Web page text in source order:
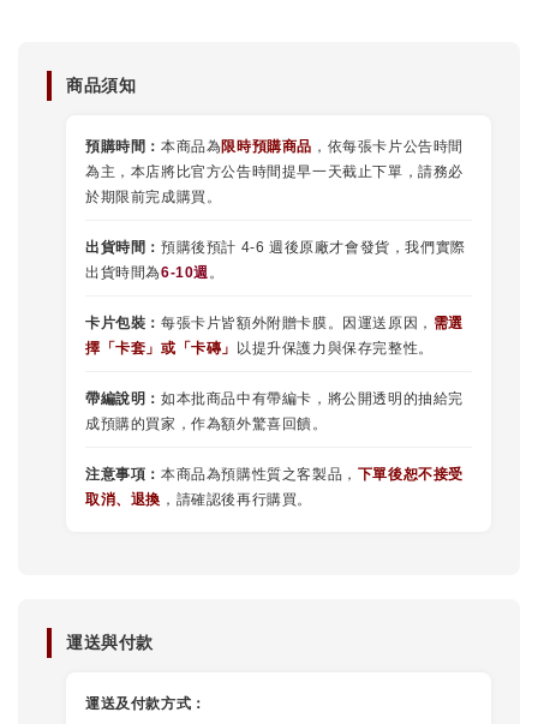
商品須知
預購時間： 本商品為限時預購商品 ，依每張卡片公告時間
為主，本店將比官方公告時間提早一天截止下單，請務必
於期限前完成購買。
出貨時間： 預購後預計 4-6 週後原廠才會發貨，我們實際
出貨時間為6-10週。
卡片包裝： 每張卡片皆額外附贈卡膜。因運送原因， 需選
擇 「卡套 」或 「卡磚」 以提升保護力與保存完整性。
帶編說明： 如本批商品中有帶編卡，將公開透明的抽給完
成預購的買家，作為額外驚喜回饋。
注意事項： 本商品為預購性質之客製品， 下單後恕不接受
取消、退換 ，請確認後再行購買。
運送與付款
運送及付款方式：